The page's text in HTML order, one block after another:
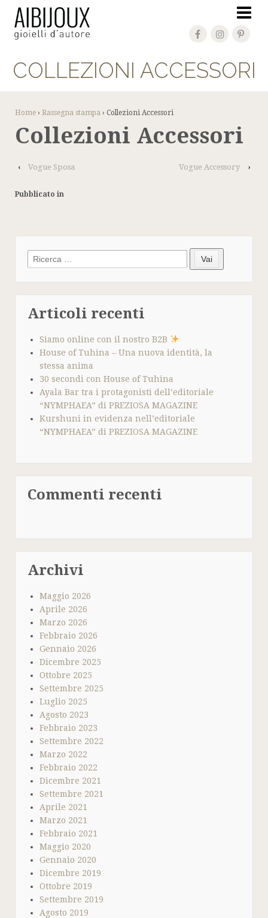
COLLEZIONI ACCESSORI
Home › Rassegna stampa › Collezioni Accessori
Collezioni Accessori
‹ Vogue Sposa Vogue Accessory ›
Pubblicato in
Search
for:
Vai
Articoli recenti
Siamo online con il nostro B2B
House of Tuhina – Una nuova identità, la
stessa anima
30 secondi con House of Tuhina
Ayala Bar tra i protagonisti dell’editoriale
“NYMPHAEA” di PREZIOSA MAGAZINE
Kurshuni in evidenza nell’editoriale
“NYMPHAEA” di PREZIOSA MAGAZINE
Commenti recenti
Archivi
Maggio 2026
Aprile 2026
Marzo 2026
Febbraio 2026
Gennaio 2026
Dicembre 2025
Ottobre 2025
Settembre 2025
Luglio 2025
Agosto 2023
Febbraio 2023
Settembre 2022
Marzo 2022
Febbraio 2022
Dicembre 2021
Settembre 2021
Aprile 2021
Marzo 2021
Febbraio 2021
Maggio 2020
Gennaio 2020
Dicembre 2019
Ottobre 2019
Settembre 2019
Agosto 2019